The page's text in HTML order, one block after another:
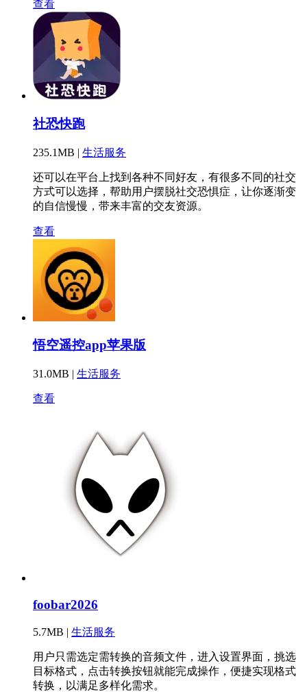
查看
社恐快跑
235.1MB | 生活服务
还可以在平台上找到各种不同好友，有很多不同的社交
方式可以选择，帮助用户摆脱社交恐惧症，让你逐渐变
的自信慢慢，带来丰富的交友资源。
查看
悟空遥控app苹果版
31.0MB | 生活服务
查看
foobar2026
5.7MB | 生活服务
用户只需选定需转换的音频文件，进入设置界面，挑选
目标格式，点击转换按钮就能完成操作，便捷实现格式
转换，以满足多样化需求。